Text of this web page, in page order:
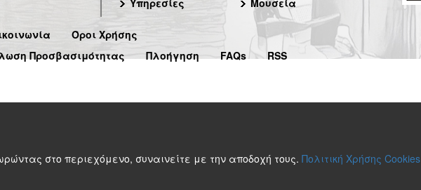
Υπηρεσίες
Μουσεία
Όροι Χρήσης
Προσβασιμότητας
Πλοήγηση FAQs RSS
στο περιεχόμενο, συναινείτε με την αποδοχή τους. Πολιτική Χρήσης Cookies